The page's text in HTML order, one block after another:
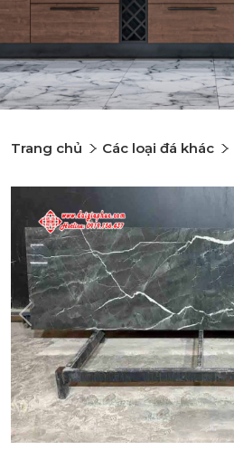
Trang chủ Các loại đá khác
Previous